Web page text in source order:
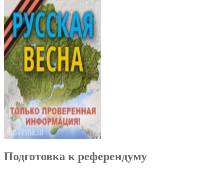
Подготовка к референдуму